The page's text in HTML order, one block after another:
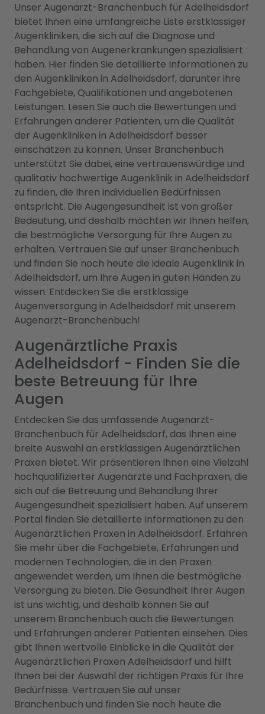
Unser Augenarzt-Branchenbuch für Adelheidsdorf
bietet Ihnen eine umfangreiche Liste erstklassiger
Augenkliniken, die sich auf die Diagnose und
Behandlung von Augenerkrankungen spezialisiert
haben. Hier finden Sie detaillierte Informationen zu
den Augenkliniken in Adelheidsdorf, darunter ihre
Fachgebiete, Qualifikationen und angebotenen
Leistungen. Lesen Sie auch die Bewertungen und
Erfahrungen anderer Patienten, um die Qualität
der Augenkliniken in Adelheidsdorf besser
einschätzen zu können. Unser Branchenbuch
unterstützt Sie dabei, eine vertrauenswürdige und
qualitativ hochwertige Augenklinik in Adelheidsdorf
zu finden, die Ihren individuellen Bedürfnissen
entspricht. Die Augengesundheit ist von großer
Bedeutung, und deshalb möchten wir Ihnen helfen,
die bestmögliche Versorgung für Ihre Augen zu
erhalten. Vertrauen Sie auf unser Branchenbuch
und finden Sie noch heute die ideale Augenklinik in
Adelheidsdorf, um Ihre Augen in guten Händen zu
wissen. Entdecken Sie die erstklassige
Augenversorgung in Adelheidsdorf mit unserem
Augenarzt-Branchenbuch!
Augenärztliche Praxis
Adelheidsdorf - Finden Sie die
beste Betreuung für Ihre
Augen
Entdecken Sie das umfassende Augenarzt-
Branchenbuch für Adelheidsdorf, das Ihnen eine
breite Auswahl an erstklassigen Augenärztlichen
Praxen bietet. Wir präsentieren Ihnen eine Vielzahl
hochqualifizierter Augenärzte und Fachpraxen, die
sich auf die Betreuung und Behandlung Ihrer
Augengesundheit spezialisiert haben. Auf unserem
Portal finden Sie detaillierte Informationen zu den
Augenärztlichen Praxen in Adelheidsdorf. Erfahren
Sie mehr über die Fachgebiete, Erfahrungen und
modernen Technologien, die in den Praxen
angewendet werden, um Ihnen die bestmögliche
Versorgung zu bieten. Die Gesundheit Ihrer Augen
ist uns wichtig, und deshalb können Sie auf
unserem Branchenbuch auch die Bewertungen
und Erfahrungen anderer Patienten einsehen. Dies
gibt Ihnen wertvolle Einblicke in die Qualität der
Augenärztlichen Praxen Adelheidsdorf und hilft
Ihnen bei der Auswahl der richtigen Praxis für Ihre
Bedürfnisse. Vertrauen Sie auf unser
Branchenbuch und finden Sie noch heute die